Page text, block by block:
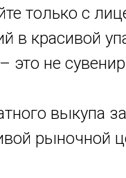
только с
в красивой
это не
выкупа
рыночной